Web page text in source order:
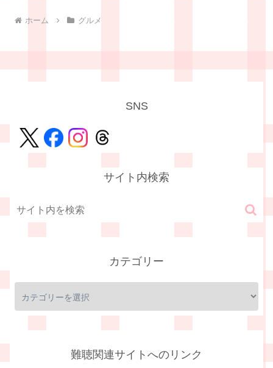
ホーム グルメ
SNS
サイト内検索
カテゴリー
難聴関連サイトへのリンク